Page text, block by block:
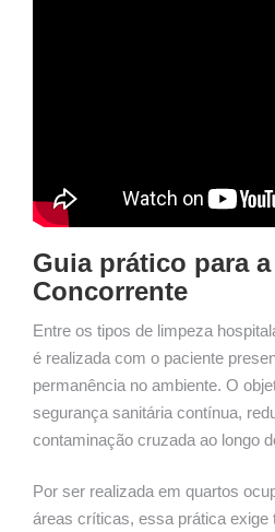
Guia prático para
Concorrente
Entre os tipos de limpeza
é realizada com o paciente
permanência no ambiente. O
segurança sanitária contínua,
contaminação cruzada ao longo
Por ser realizada em quartos
áreas críticas, essa prática exige